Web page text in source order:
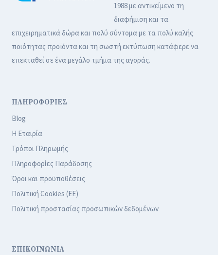
1988 με αντικείμενο τη
διαφήμιση και τα
επιχειρηματικά δώρα και πολύ σύντομα με τα πολύ καλής
ποιότητας προϊόντα και τη σωστή εκτύπωση κατάφερε να
επεκταθεί σε ένα μεγάλο τμήμα της αγοράς.
ΠΛΗΡΟΦΟΡΙΕΣ
Blog
Η Εταιρία
Τρόποι Πληρωμής
Πληροφορίες Παράδοσης
Όροι και προϋποθέσεις
Πολιτική Cookies (ΕΕ)
Πολιτική προστασίας προσωπικών δεδομένων
ΕΠΙΚΟΙΝΩΝΙΑ